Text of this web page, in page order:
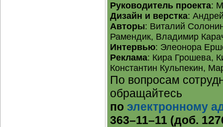
Руководитель проекта:
Дизайн и верстка:
Авторы: Виталий
Рамендик, Владимир
Интервью: Элеонора
Реклама: Кира Грошева,
Константин Кульпекин,
По вопросам
обращайтесь
по электронному
363–11–11 (доб.